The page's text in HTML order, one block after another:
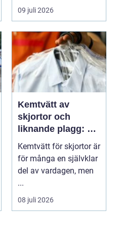
09 juli 2026
Kemtvätt av
skjortor och
liknande plagg: Så
fungerar
professionell
klädvård i
Kemtvätt för skjortor är
för många en självklar
del av vardagen, men
...
08 juli 2026